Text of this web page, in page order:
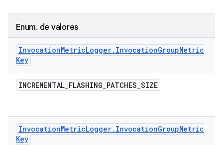
Enum. de valores
InvocationMetricLogger. InvocationGroupMetric
Key
INCREMENTAL_FLASHING_PATCHES_SIZE
InvocationMetricLogger. InvocationGroupMetric
Key